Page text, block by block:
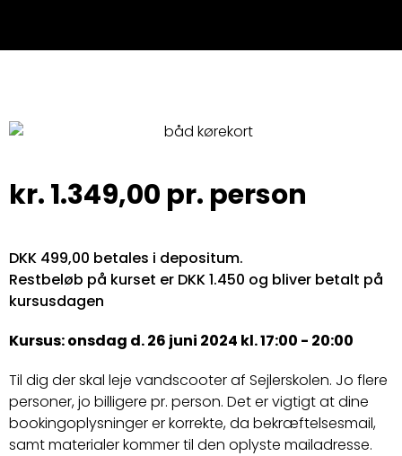
kr.1.349,00 pr. person
DKK 499,00 betales i depositum.
Restbeløb på kurset er DKK 1.450 og bliver betalt på
kursusdagen
Kursus: onsdag d. 26 juni 2024 kl. 17:00 - 20:00
Til dig der skal leje vandscooter af Sejlerskolen. Jo flere
personer, jo billigere pr. person. Det er vigtigt at dine
bookingoplysninger er korrekte, da bekræftelsesmail,
samt materialer kommer til den oplyste mailadresse.